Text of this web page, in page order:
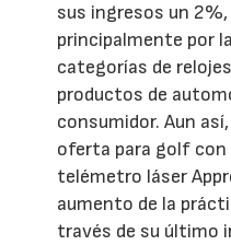
sus ingresos un
principalmente por
categorías de
productos de
consumidor. Aun
oferta para golf con
telémetro láser
aumento de la
través de su último